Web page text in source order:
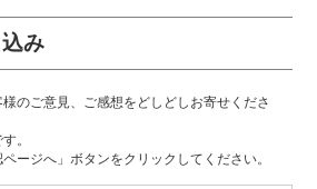
み
のご意見、ご感想をどしどしお寄せくださ
。
ージへ」ボタンをクリックしてください。